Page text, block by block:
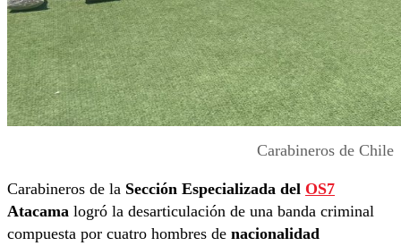
Carabineros de Chile
Carabineros de la Sección Especializada del OS7
Atacama logró la desarticulación de una banda criminal
compuesta por cuatro hombres de nacionalidad